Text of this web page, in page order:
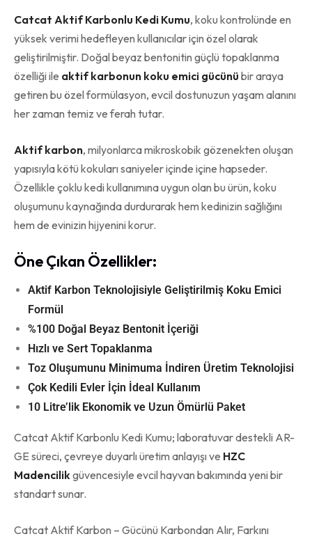
Catcat Aktif Karbonlu Kedi Kumu, koku kontrolünde en
yüksek verimi hedefleyen kullanıcılar için özel olarak
geliştirilmiştir. Doğal beyaz bentonitin güçlü topaklanma
özelliği ile aktif karbonun koku emici gücünü bir araya
getiren bu özel formülasyon, evcil dostunuzun yaşam alanını
her zaman temiz ve ferah tutar.
Aktif karbon, milyonlarca mikroskobik gözenekten oluşan
yapısıyla kötü kokuları saniyeler içinde içine hapseder.
Özellikle çoklu kedi kullanımına uygun olan bu ürün, koku
oluşumunu kaynağında durdurarak hem kedinizin sağlığını
hem de evinizin hijyenini korur.
Öne Çıkan Özellikler:
Aktif Karbon Teknolojisiyle Geliştirilmiş Koku Emici
Formül
%100 Doğal Beyaz Bentonit İçeriği
Hızlı ve Sert Topaklanma
Toz Oluşumunu Minimuma İndiren Üretim Teknolojisi
Çok Kedili Evler İçin İdeal Kullanım
10 Litre’lik Ekonomik ve Uzun Ömürlü Paket
Catcat Aktif Karbonlu Kedi Kumu; laboratuvar destekli AR-
GE süreci, çevreye duyarlı üretim anlayışı ve HZC
Madencilikgüvencesiyle evcil hayvan bakımında yeni bir
standart sunar.
Catcat Aktif Karbon – Gücünü Karbondan Alır, Farkını